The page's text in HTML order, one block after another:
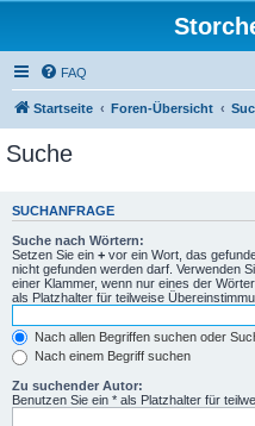
FAQ
Startseite Foren-Übersicht
Suche
SUCHANFRAGE
Suche nach Wörtern:
Setzen Sie ein + vor ein Wort, das
nicht gefunden werden darf. Verwenden
einer Klammer, wenn nur eines der
als Platzhalter für teilweise
Nach allen Begriffen suchen oder
Nach einem Begriff suchen
Zu suchender Autor:
Benutzen Sie ein * als Platzhalter für